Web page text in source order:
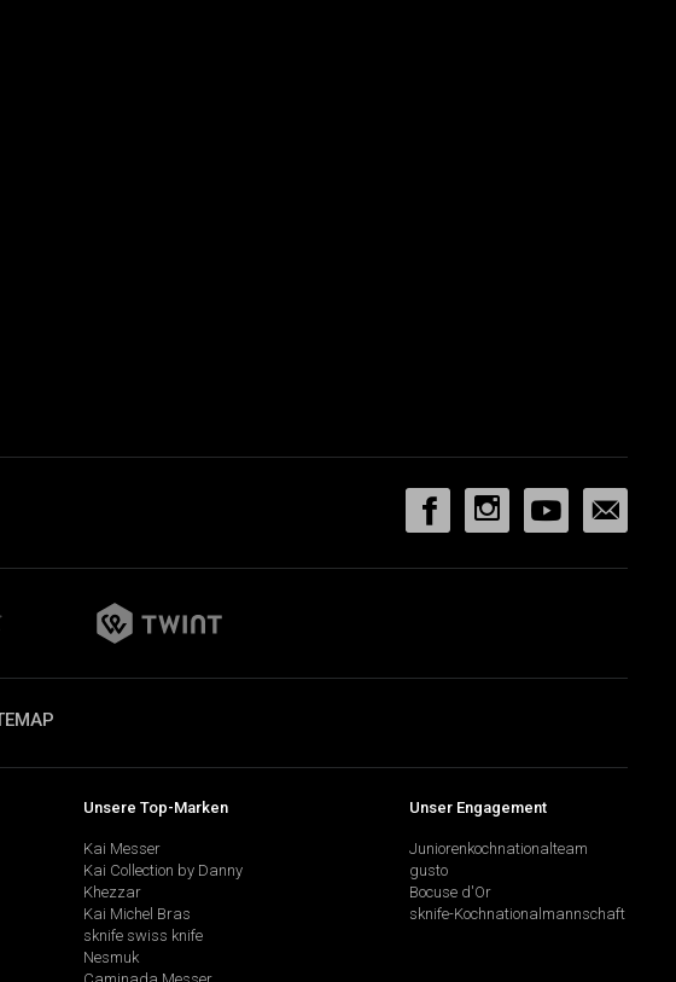
Unsere Top-Marken
Kai Messer
Kai Collection by Danny
Khezzar
Kai Michel Bras
sknife swiss knife
Nesmuk
Unser Engagement
Juniorenkochnationalteam
gusto
Bocuse d'Or
sknife-Kochnationalmannschaft